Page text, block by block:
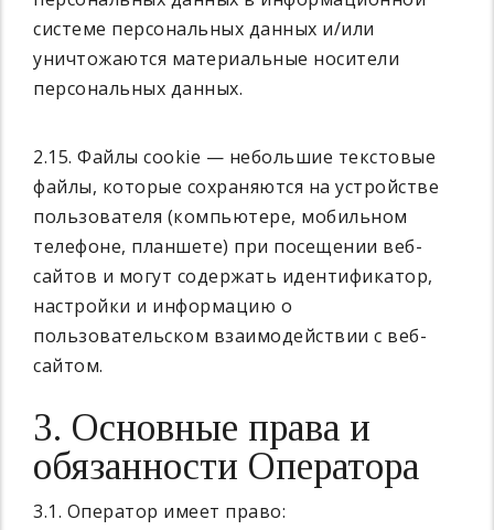
системе персональных данных и/или
уничтожаются материальные носители
персональных данных.
2.15. Файлы cookie — небольшие текстовые
файлы, которые сохраняются на устройстве
пользователя (компьютере, мобильном
телефоне, планшете) при посещении веб-
сайтов и могут содержать идентификатор,
настройки и информацию о
пользовательском взаимодействии с веб-
сайтом.
3. Основные права и
обязанности Оператора
3.1. Оператор имеет право: